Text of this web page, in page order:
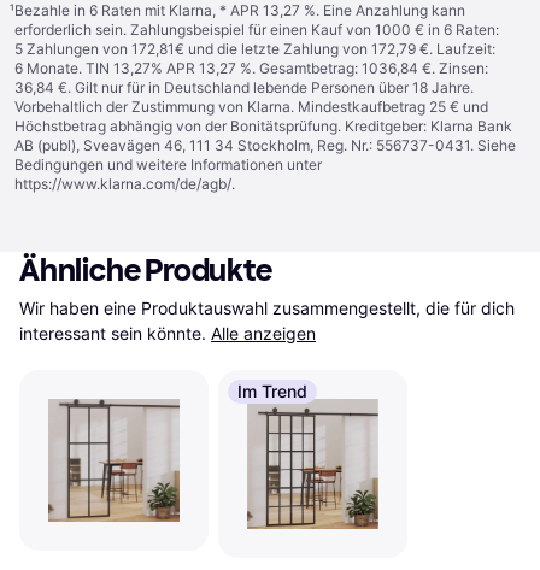
¹Bezahle in 6 Raten mit Klarna, * APR 13,27 %. Eine Anzahlung kann
erforderlich sein. Zahlungsbeispiel für einen Kauf von 1000 € in 6 Raten:
5 Zahlungen von 172,81€ und die letzte Zahlung von 172,79 €. Laufzeit:
6 Monate. TIN 13,27% APR 13,27 %. Gesamtbetrag: 1036,84 €. Zinsen:
36,84 €. Gilt nur für in Deutschland lebende Personen über 18 Jahre.
Vorbehaltlich der Zustimmung von Klarna. Mindestkaufbetrag 25 € und
Höchstbetrag abhängig von der Bonitätsprüfung. Kreditgeber: Klarna Bank
AB (publ), Sveavägen 46, 111 34 Stockholm, Reg. Nr.: 556737-0431. Siehe
Bedingungen und weitere Informationen unter
https://www.klarna.com/de/agb/.
Ähnliche Produkte
Wir haben eine Produktauswahl zusammengestellt, die für dich
interessant sein könnte. Alle anzeigen
Im Trend